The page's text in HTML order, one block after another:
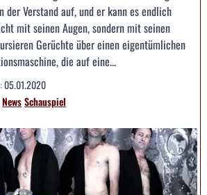
der Verstand auf, und er kann es endlich
mit seinen Augen, sondern mit seinen
Gerüchte über einen eigentümlichen
die auf eine...
05.01.2020
NewsSchauspiel